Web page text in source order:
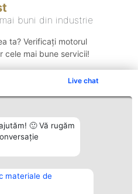
Live chat
🙂 Vă rugăm
materiale de
buni din industrie
ta? Verificați motorul
cele mai bune servicii!
Contact